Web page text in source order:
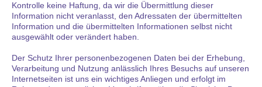
Kontrolle keine Haftung, da wir die Übermittlung dieser
Information nicht veranlasst, den Adressaten der übermittelten
Information und die übermittelten Informationen selbst nicht
ausgewählt oder verändert haben.
Der Schutz Ihrer personenbezogenen Daten bei der Erhebung,
Verarbeitung und Nutzung anlässlich Ihres Besuchs auf unseren
Internetseiten ist uns ein wichtiges Anliegen und erfolgt im